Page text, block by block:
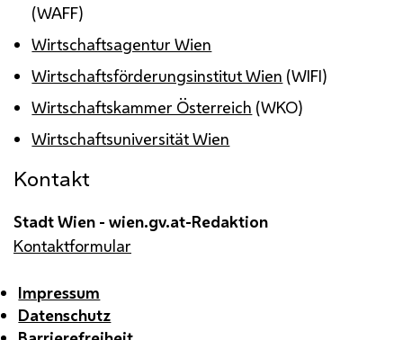
(WAFF)
Wirtschaftsagentur Wien
Wirtschaftsförderungsinstitut Wien (WIFI)
Wirtschaftskammer Österreich (WKO)
Wirtschaftsuniversität Wien
Kontakt
Stadt Wien - wien.gv.at-Redaktion
Kontaktformular
Impressum
Datenschutz